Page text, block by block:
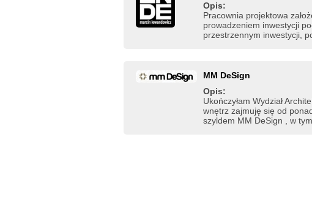
Opis:
Pracownia projektowa
prowadzeniem inwestycji
przestrzennym inwestycji,
MM DeSign
Opis:
Ukończyłam Wydział
wnętrz zajmuję się od
szyldem MM DeSign , w